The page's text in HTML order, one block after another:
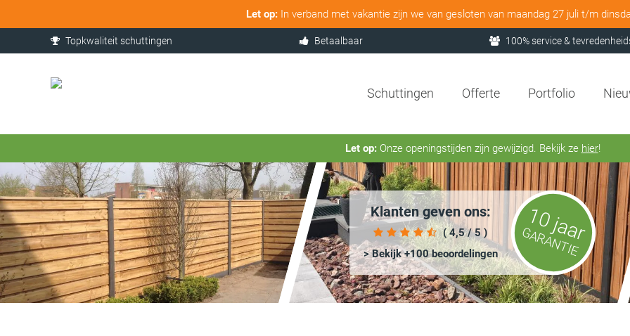
Let op:In verband met vakantie zijn we van gesloten van maandag 27 juli t/m
Topkwaliteit schuttingen Betaalbaar 100% service &
Schuttingen Offerte Portfolio
Let op:Onze openingstijden zijn gewijzigd. Bekijk ze hier!
Klanten geven ons:
( 4,5 / 5 )
> Bekijk +100 beoordelingen
10 jaar
GARANTIE